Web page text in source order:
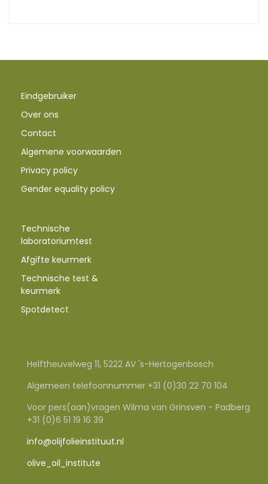
Eindgebruiker
Over ons
Contact
Algemene voorwaarden
Privacy policy
Gender equality policy
Technische
laboratoriumtest
Afgifte keurmerk
Technische test &
keurmerk
Spotdetect
Helftheuvelweg 11, 5222 AV 's-Hertogenbosch
Algemeen telefoonnummer +31 (0)30 22 70 104
Voor pers(aan)vragen Wilma van Grinsven - Padberg
+31 (0)6 51 19 16 39
info@olijfolieinstituut.nl
olive_oil_institute